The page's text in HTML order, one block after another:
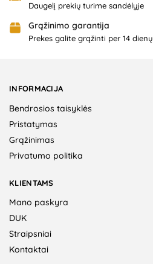
Daugelį prekių turime sandėlyje
Grąžinimo garantija
Prekes galite grąžinti per 14 dienų
INFORMACIJA
Bendrosios taisyklės
Pristatymas
Grąžinimas
Privatumo politika
KLIENTAMS
Mano paskyra
DUK
Straipsniai
Kontaktai